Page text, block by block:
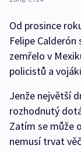
Od prosince
Felipe
zemřelo v
policistů a
Jenže největší
rozhodnutý
Zatím se může
nemusí trvat